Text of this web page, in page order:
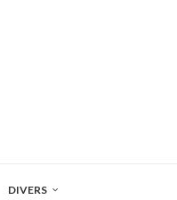
DIVERS